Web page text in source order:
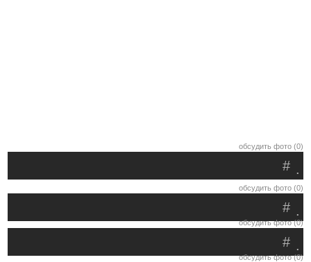
обсудить фото (0)
.
#
обсудить фото (0)
.
#
обсудить фото (0)
.
#
обсудить фото (0)